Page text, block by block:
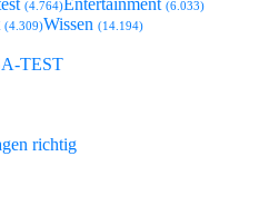
(4.764)Entertainment (6.033)
(4.309)Wissen (14.194)
TEST
richtig